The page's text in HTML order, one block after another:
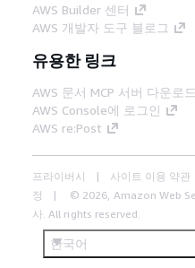
AWS Builder 센터
AWS 개발자 도구 블로그
유용한 링크
AWS 문서 MCP 서버 다운로드
AWS Console에 로그인
AWS re:Post
프라이버시 사이트 이용 약관
정
© 2026, Amazon Web
사. All rights reserved.
한국어